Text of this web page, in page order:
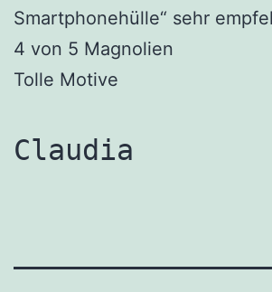
Smartphonehülle“ sehr
4 von 5 Magnolien
Tolle Motive
Claudia